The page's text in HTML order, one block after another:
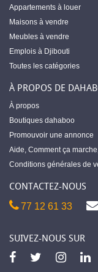
Appartements à louer
Maisons à vendre
Meubles à vendre
Emplois à Djibouti
Toutes les catégories
À PROPOS DE
À propos
Boutiques dahaboo
Promouvoir une annonce
Aide, Comment ça marche
Conditions générales de
CONTACTEZ-NOUS
77 12 61 33
SUIVEZ-NOUS SUR